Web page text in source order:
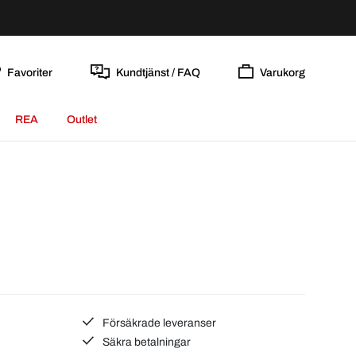
Favoriter Kundtjänst / FAQ Varukorg
REA Outlet
Försäkrade leveranser
Säkra betalningar